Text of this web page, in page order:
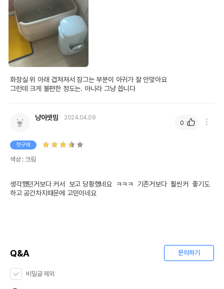
화장실 위 아래 겹쳐져서 잠그는 부분이 아귀가 잘 안맞아요
그런데 크게 불편한 정도는. 아니라 그냥 씁니다
냥이셋맘 2024.04.09
첫구매
색상 : 크림
생각했던거보다 커서  보고 당황했네요  ㅋㅋㅋ  기존거보다  훨씬커  좋기도
하고 공간차지때문에 고민이네요
0
Q&A 문의하기
비밀글 제외